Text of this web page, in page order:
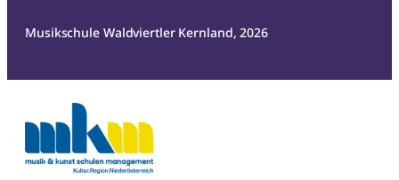
Musikschule Waldviertler Kernland, 2026